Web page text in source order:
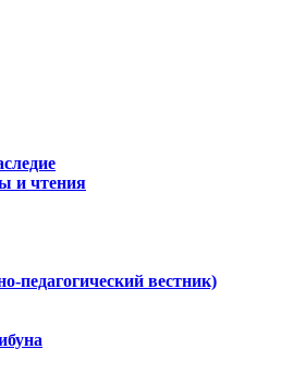
и чтения
педагогический вестник)